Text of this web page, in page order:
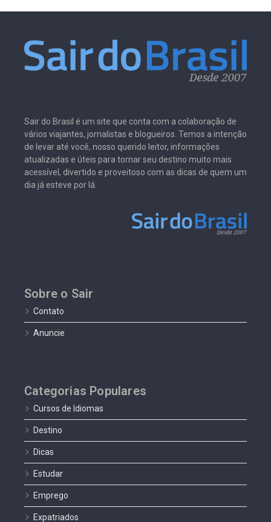
Sair do Brasil é um site que conta com a colaboração de
vários viajantes, jornalistas e blogueiros. Temos a intenção
de levar até você, nosso querido leitor, informações
atualizadas e úteis para tornar seu destino muito mais
acessível, divertido e proveitoso com as dicas de quem um
dia já esteve por lá.
Sobre o Sair
Contato
Anuncie
Categorias Populares
Cursos de Idiomas
Destino
Dicas
Estudar
Emprego
Expatriados